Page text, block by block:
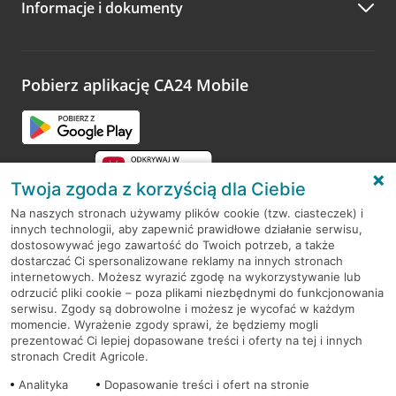
Zachęcamy do podzielenia się z nami opinią o wizycie.
opinie.
Informacje i dokumenty
Pobierz aplikację CA24 Mobile
RODO
Regulamin serwisu
Mapa serwisu
PolitykaCookies
Twoja zgoda z korzyścią dla Ciebie
Na naszych stronach używamy plików cookie (tzw. ciasteczek) i
innych technologii, aby zapewnić prawidłowe działanie serwisu,
dostosowywać jego zawartość do Twoich potrzeb, a także
dostarczać Ci spersonalizowane reklamy na innych stronach
internetowych. Możesz wyrazić zgodę na wykorzystywanie lub
odrzucić pliki cookie – poza plikami niezbędnymi do funkcjonowania
serwisu. Zgody są dobrowolne i możesz je wycofać w każdym
momencie. Wyrażenie zgody sprawi, że będziemy mogli
prezentować Ci lepiej dopasowane treści i oferty na tej i innych
stronach Credit Agricole.
Analityka
Dopasowanie treści i ofert na stronie